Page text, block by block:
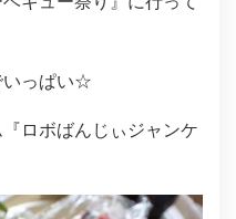
いっぱい☆
ロボばんじぃジャンケ